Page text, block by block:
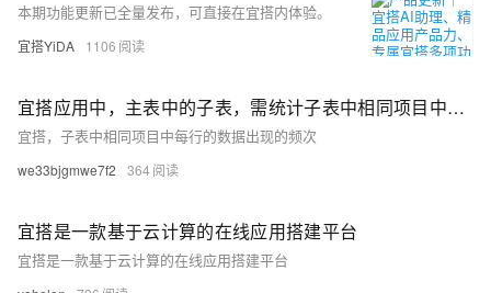
本期功能更新已全量发布，可直接在宜搭内体验。
宜搭YiDA 1106
宜搭应用中，主表中的子表，需统计子表中相同项目中，由上到下，每行中相同项目出现的次数。
宜搭，子表中相同项目中每行的数据出现的频次
we33bjgmwe7f2 364
宜搭是一款基于云计算的在线应用搭建平台
宜搭是一款基于云计算的在线应用搭建平台